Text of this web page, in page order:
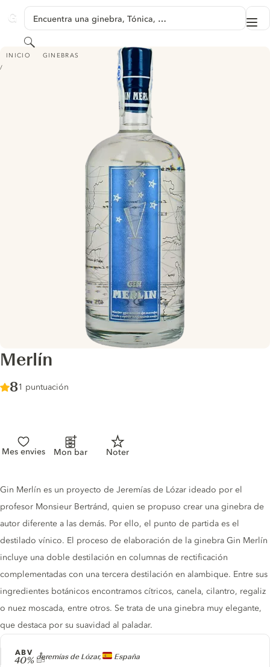
GINVENTORY
Encuentra una ginebra, Tónica, …
Buscar
INICIO GINEBRAS
MERLÍN
Merlín
Score :
8/ 10
1 puntuación
Mes envies Mon bar Noter
Producer
Jeremías de Lózar, España
ABV
40%
Gin description
Gin Merlín es un proyecto de Jeremías de Lózar ideado por el
profesor Monsieur Bertránd, quien se propuso crear una ginebra de
autor diferente a las demás. Por ello, el punto de partida es el
destilado vínico. El proceso de elaboración de la ginebra Gin Merlín
incluye una doble destilación en columnas de rectificación
complementadas con una tercera destilación en alambique. Entre sus
ingredientes botánicos encontramos cítricos, canela, cilantro, regaliz
o nuez moscada, entre otros. Se trata de una ginebra muy elegante,
que destaca por su suavidad al paladar.